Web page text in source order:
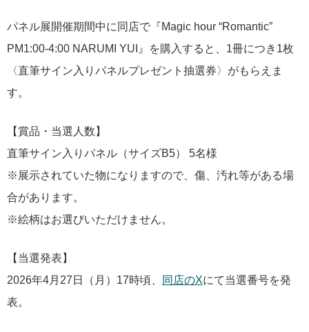
パネル展開催期間中に同店で『Magic hour “Romantic”
PM1:00-4:00 NARUMI YUI』を購入すると、1冊につき1枚
〈直筆サイン入りパネルプレゼント抽選券〉がもらえま
す。
【賞品・当選人数】
直筆サイン入りパネル（サイズB5） 5名様
※展示されていた物になりますので、傷、汚れ等がある場
合があります。
※絵柄はお選びいただけません。
【当選発表】
2026年4月27日（月）17時頃、
同店のXにて当選番号を発
表。